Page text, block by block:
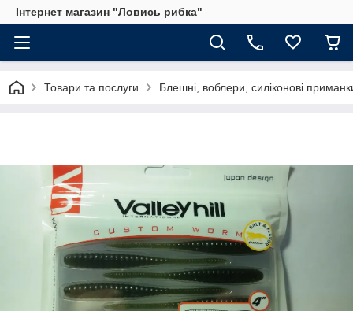
Інтернет магазин "Ловись рибка"
Товари та послуги Блешні, воблери, силіконові